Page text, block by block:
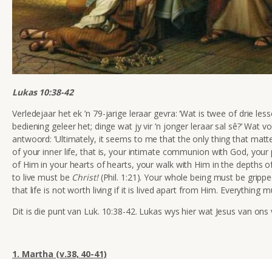
Lukas 10:38-42
Verledejaar het ek ’n 79-jarige leraar gevra: ‘Wat is twee of drie
bediening geleer het; dinge wat jy vir ’n jonger leraar sal sê?’ Wat
antwoord:‘Ultimately, it seems to me that the only thing that
of your inner life, that is, your intimate communion with God, your
of Him in your hearts of hearts, your walk with Him in the depths
to live must be Christ!(Phil. 1:21). Your whole being must be
that life is not worth living if it is lived apart from Him. Everything
Dit is die punt van Luk. 10:38-42. Lukas wys hier wat Jesus van ons
1. Martha (v.38, 40-41)